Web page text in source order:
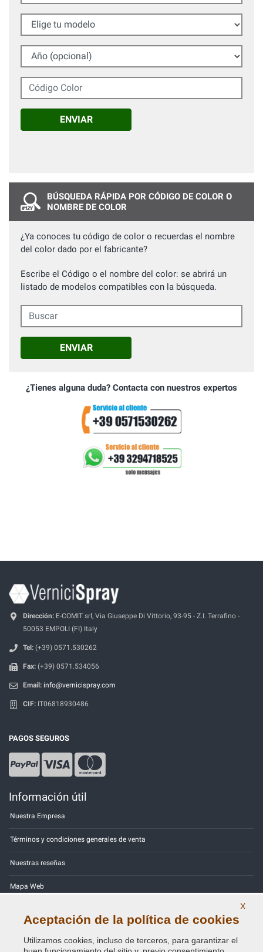
Elige tu modelo
Año (opcional)
Código Color
ENVIAR
BÚSQUEDA RÁPIDA POR CÓDIGO DE COLOR O
NOMBRE DE COLOR
¿Ya conoces tu código de color o recuerdas el nombre
del color dado por el fabricante?
Escribe el Código o el nombre del color: se abrirá un
listado de modelos compatibles con la búsqueda.
Buscar
ENVIAR
¿Tienes alguna duda? Contacta con nuestros expertos
Dirección: E-COMIT srl, Via Giuseppe Di Vittorio, 93-95 - Z.I. Terrafino -
50053 EMPOLI (FI) Italy
Tel: (+39) 0571.530262
Fax: (+39) 0571.534056
Email: info@vernicispray.com
CIF: IT06818930486
PAGOS SEGUROS
Información útil
Nuestra Empresa
Términos y condiciones generales de venta
Nuestras reseñas
Mapa Web
X
Aceptación de la política de cookies
Utilizamos cookies, incluso de terceros, para garantizar el